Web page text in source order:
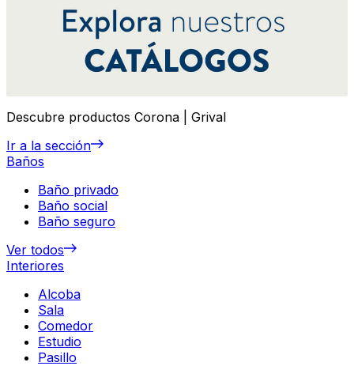
Descubre productos Corona | Grival
Ir a la sección
Baños
Baño privado
Baño social
Baño seguro
Ver todos
Interiores
Alcoba
Sala
Comedor
Estudio
Pasillo